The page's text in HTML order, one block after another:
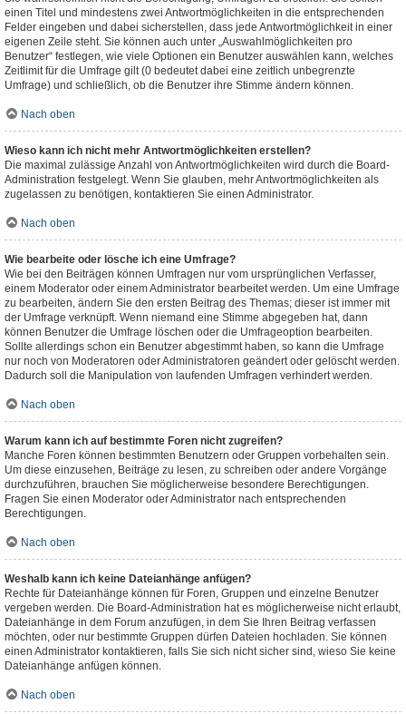
einen Titel und mindestens zwei Antwortmöglichkeiten in die entsprechenden
Felder eingeben und dabei sicherstellen, dass jede Antwortmöglichkeit in einer
eigenen Zeile steht. Sie können auch unter „Auswahlmöglichkeiten pro
Benutzer“ festlegen, wie viele Optionen ein Benutzer auswählen kann, welches
Zeitlimit für die Umfrage gilt (0 bedeutet dabei eine zeitlich unbegrenzte
Umfrage) und schließlich, ob die Benutzer ihre Stimme ändern können.
Nach oben
Wieso kann ich nicht mehr Antwortmöglichkeiten erstellen?
Die maximal zulässige Anzahl von Antwortmöglichkeiten wird durch die Board-
Administration festgelegt. Wenn Sie glauben, mehr Antwortmöglichkeiten als
zugelassen zu benötigen, kontaktieren Sie einen Administrator.
Nach oben
Wie bearbeite oder lösche ich eine Umfrage?
Wie bei den Beiträgen können Umfragen nur vom ursprünglichen Verfasser,
einem Moderator oder einem Administrator bearbeitet werden. Um eine Umfrage
zu bearbeiten, ändern Sie den ersten Beitrag des Themas; dieser ist immer mit
der Umfrage verknüpft. Wenn niemand eine Stimme abgegeben hat, dann
können Benutzer die Umfrage löschen oder die Umfrageoption bearbeiten.
Sollte allerdings schon ein Benutzer abgestimmt haben, so kann die Umfrage
nur noch von Moderatoren oder Administratoren geändert oder gelöscht werden.
Dadurch soll die Manipulation von laufenden Umfragen verhindert werden.
Nach oben
Warum kann ich auf bestimmte Foren nicht zugreifen?
Manche Foren können bestimmten Benutzern oder Gruppen vorbehalten sein.
Um diese einzusehen, Beiträge zu lesen, zu schreiben oder andere Vorgänge
durchzuführen, brauchen Sie möglicherweise besondere Berechtigungen.
Fragen Sie einen Moderator oder Administrator nach entsprechenden
Berechtigungen.
Nach oben
Weshalb kann ich keine Dateianhänge anfügen?
Rechte für Dateianhänge können für Foren, Gruppen und einzelne Benutzer
vergeben werden. Die Board-Administration hat es möglicherweise nicht erlaubt,
Dateianhänge in dem Forum anzufügen, in dem Sie Ihren Beitrag verfassen
möchten, oder nur bestimmte Gruppen dürfen Dateien hochladen. Sie können
einen Administrator kontaktieren, falls Sie sich nicht sicher sind, wieso Sie keine
Dateianhänge anfügen können.
Nach oben